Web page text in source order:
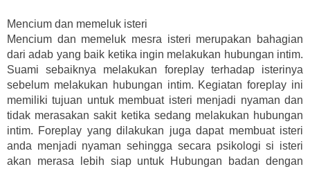
Mencium dan memeluk isteri
Mencium dan memeluk mesra isteri merupakan bahagian
dari adab yang baik ketika ingin melakukan hubungan intim.
Suami sebaiknya melakukan foreplay terhadap isterinya
sebelum melakukan hubungan intim. Kegiatan foreplay ini
memiliki tujuan untuk membuat isteri menjadi nyaman dan
tidak merasakan sakit ketika sedang melakukan hubungan
intim. Foreplay yang dilakukan juga dapat membuat isteri
anda menjadi nyaman sehingga secara psikologi si isteri
akan merasa lebih siap untuk Hubungan badan dengan